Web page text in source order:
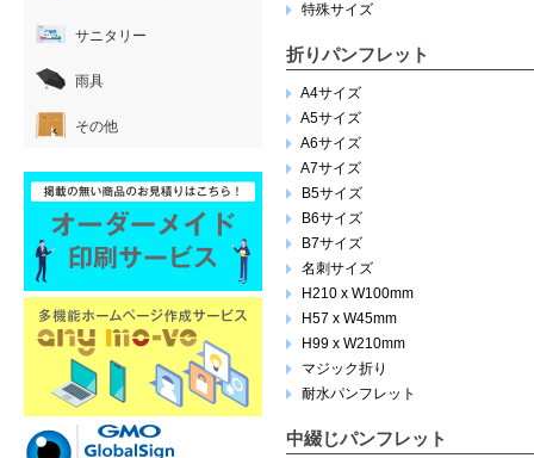
特殊サイズ
折りパンフレット
A4サイズ
A5サイズ
A6サイズ
A7サイズ
B5サイズ
B6サイズ
B7サイズ
名刺サイズ
H210 x W100mm
H57 x W45mm
H99 x W210mm
マジック折り
耐水パンフレット
中綴じパンフレット
サニタリー
雨具
その他